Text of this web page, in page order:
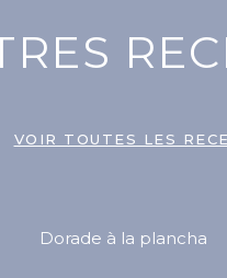
VOIR TOUTES LES
Dorade à la plancha